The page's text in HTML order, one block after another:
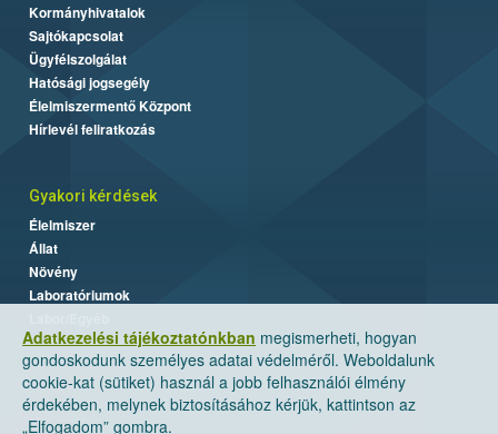
Adatkezelési tájékoztatónkban megismerheti, hogyan
gondoskodunk személyes adatai védelméről. Weboldalunk
cookie-kat (sütiket) használ a jobb felhasználói élmény
érdekében, melynek biztosításához kérjük, kattintson az
„Elfogadom” gombra.
Kormányhivatalok
Sajtókapcsolat
Ügyfélszolgálat
Hatósági jogsegély
Élelmiszermentő Központ
Hírlevél feliratkozás
Gyakori kérdések
Élelmiszer
Állat
Növény
Laboratóriumok